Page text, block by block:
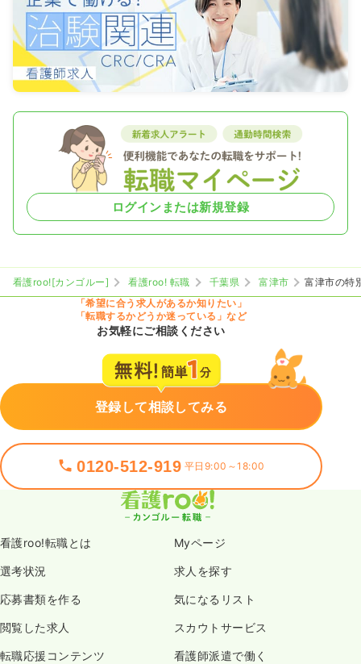
ログインまたは新規登録
看護roo![カンゴルー] 看護roo! 転職 千葉県 富津市
富津市の特
「希望に合う求人があるか知りたい」
「転職するかどうか迷っている」など
お気軽にご相談ください
登録して相談してみる
0120-512-919 平日9:00～18:00
看護roo!転職とは Myページ
選考状況 求人を探す
応募書類を作る 気になるリスト
閲覧した求人 スカウトサービス
転職応援コンテンツ 看護師派遣で働く